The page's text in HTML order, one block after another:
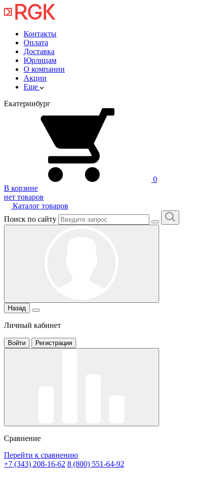
Контакты
Оплата
Доставка
Юрлицам
О компании
Акции
Еще
Екатеринбург
0
В корзине
нет товаров
Каталог товаров
Поиск по сайту
Назад
Личный кабинет
Войти Регистрация
Сравнение
Перейти к сравнению
+7 (343) 208-16-62 8 (800) 551-64-92